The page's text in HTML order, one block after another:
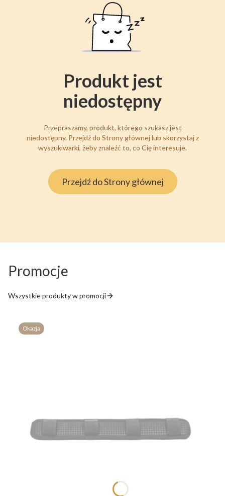
Produkt jest
niedostępny
Przepraszamy, produkt, którego szukasz jest
niedostępny. Przejdź do Strony głównej lub skorzystaj z
wyszukiwarki, żeby znaleźć to, co Cię interesuje.
Przejdź do Strony głównej
Promocje
Wszystkie produkty w promocji
Okazja